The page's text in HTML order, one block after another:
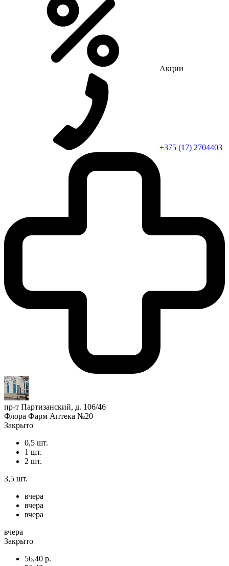
Акции
+375 (17) 2704403
пр-т Партизанский, д. 106/46
Флора Фарм Аптека №20
Закрыто
0,5 шт.
1 шт.
2 шт.
3,5 шт.
вчера
вчера
вчера
вчера
Закрыто
56,40 р.